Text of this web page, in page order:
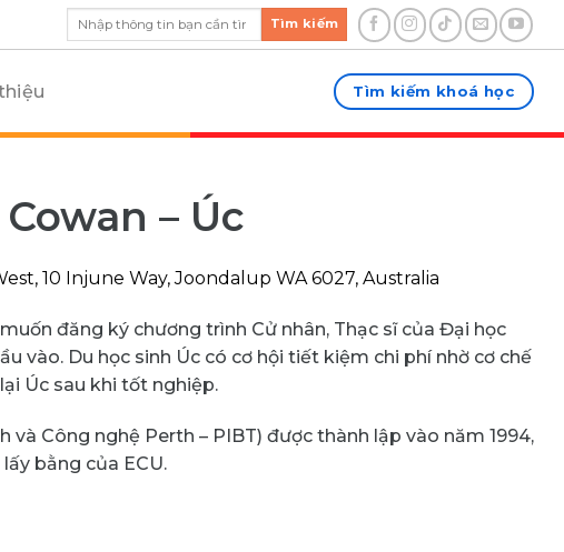
Tìm kiếm
Tìm kiếm khoá học
– Úc
10 Injune Way, Joondalup WA 6027, Australia
đăng ký chương trình Cử nhân, Thạc sĩ của Đại học
vào. Du học sinh Úc có cơ hội tiết kiệm chi phí nhờ cơ chế
Úc sau khi tốt nghiệp.
Công nghệ Perth – PIBT) được thành lập vào năm 1994,
bằng của ECU.